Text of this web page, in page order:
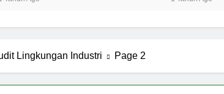
Lingkungan Industri Page 2